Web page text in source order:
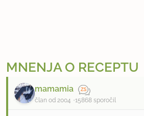
MNENJA O RECEPTU
mamamia
član od 2004 15868 sporočil